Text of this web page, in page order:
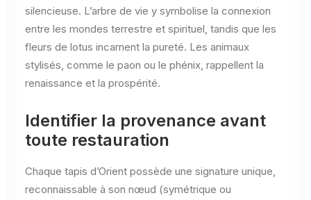
silencieuse. L’arbre de vie y symbolise la connexion
entre les mondes terrestre et spirituel, tandis que les
fleurs de lotus incarnent la pureté. Les animaux
stylisés, comme le paon ou le phénix, rappellent la
renaissance et la prospérité.
Identifier la provenance avant
toute restauration
Chaque tapis d’Orient possède une signature unique,
reconnaissable à son nœud (symétrique ou